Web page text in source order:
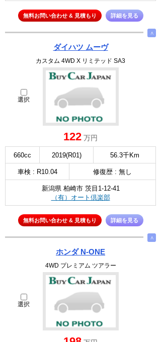
無料お問い合わせ & 見積もり 詳細を見る
∧
ダイハツ ムーヴ
カスタム 4WD X リミテッド SA3
選択
122 万円
660cc 2019(R01) 56.3千Km
車検 : R10.04 修復歴 : 無し
新潟県 柏崎市 茨目1-12-41
（有）オート倶楽部
無料お問い合わせ & 見積もり 詳細を見る
∧
ホンダ N-ONE
4WD プレミアム ツアラー
選択